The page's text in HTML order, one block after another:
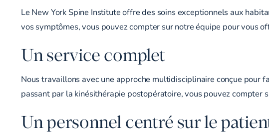
Le New York Spine Institute offre des soins exceptionnels aux
vos symptômes, vous pouvez compter sur notre équipe pour vous
Un service complet
Nous travaillons avec une approche multidisciplinaire conçue pour
passant par la kinésithérapie postopératoire, vous pouvez compter
Un personnel centré sur le